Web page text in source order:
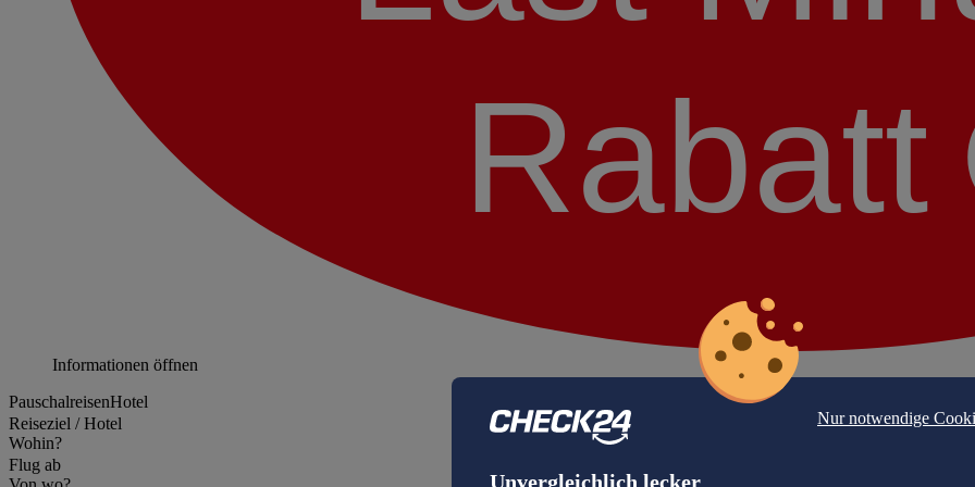
Nur notwendige
Unvergleichlich lecker
Rabatt
Informationen öffnen
PauschalreisenHotel
Reiseziel / Hotel
Wohin?
Flug ab